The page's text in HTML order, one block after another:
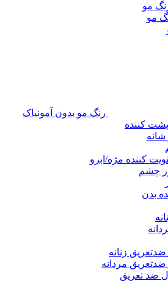
مو
مو
رنگ مو بدون آمونیاک
کننده
کننده مژه/ابرو
چشم
بدن
زنانه
مردانه
ضد تعریق